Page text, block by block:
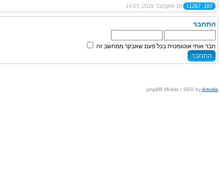
187, 11267
התחבר
חבר אותי אוטומטית בכל פעם שאבקר ממחשב זה
phpBB Mobile / SEO byArtodia